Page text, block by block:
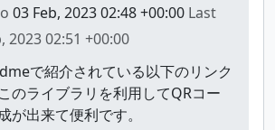
03 Feb, 2023 02:48 +00:00 Last
2023 02:51 +00:00
で紹介されている以下のリンク
のライブラリを利用してQRコー
が出来て便利です。